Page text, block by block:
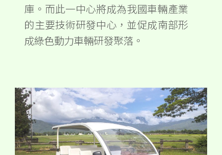
庫。而此一中心將成為我國車輛產業
的主要技術研發中心，並促成南部形
成綠色動力車輛研發聚落。